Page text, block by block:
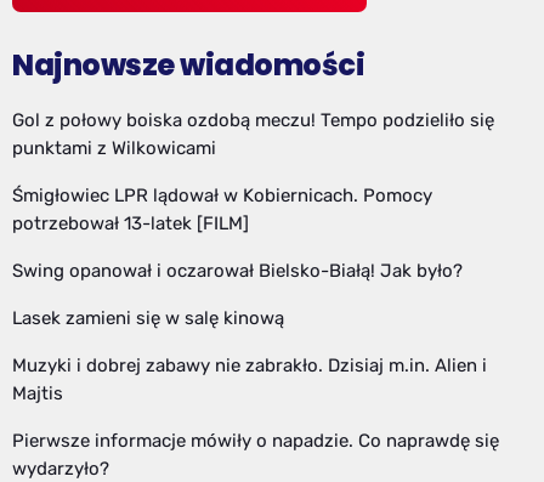
Najnowsze wiadomości
Gol z połowy boiska ozdobą meczu! Tempo podzieliło się
punktami z Wilkowicami
Śmigłowiec LPR lądował w Kobiernicach. Pomocy
potrzebował 13-latek [FILM]
Swing opanował i oczarował Bielsko-Białą! Jak było?
Lasek zamieni się w salę kinową
Muzyki i dobrej zabawy nie zabrakło. Dzisiaj m.in. Alien i
Majtis
Pierwsze informacje mówiły o napadzie. Co naprawdę się
wydarzyło?